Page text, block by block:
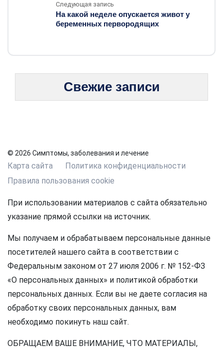
Следующая запись
На какой неделе опускается живот у
беременных первородящих
Свежие записи
© 2026 Симптомы, заболевания и лечение
Карта сайта
Политика конфиденциальности
Правила пользования cookie
При использовании материалов с сайта обязательно
указание прямой ссылки на источник.
Мы получаем и обрабатываем персональные данные
посетителей нашего сайта в соответствии с
Федеральным законом от 27 июля 2006 г. № 152-ФЗ
«О персональных данных» и политикой обработки
персональных данных. Если вы не даете согласия на
обработку своих персональных данных, вам
необходимо покинуть наш сайт.
ОБРАЩАЕМ ВАШЕ ВНИМАНИЕ, ЧТО МАТЕРИАЛЫ,